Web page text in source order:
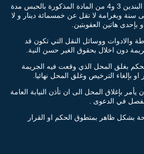
ويعاقب على مخالفة حكم البندين 3 و4 من المادة المذكورة بالحبس مدة
سنة وبغرامة لا تقل عن خمسمائة دينار و لا
بإحدى هاتين العقوبتين.
والادوات ووسائل النقل التي تكون قد
دون اخلال بحقوق الغير حسن النية.
بغلق المحل الذي وقعت فيه الجريمة
بإلغاء الترخيص وغلق المحل نهائيا.
يأمر بإغلاق المحل الى ان تأذن النيابة العامة
في الدعوى .
بشكل ظاهر بمتطوق الحكم او القرار